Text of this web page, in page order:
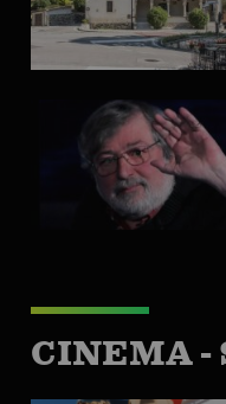
CINEMA -